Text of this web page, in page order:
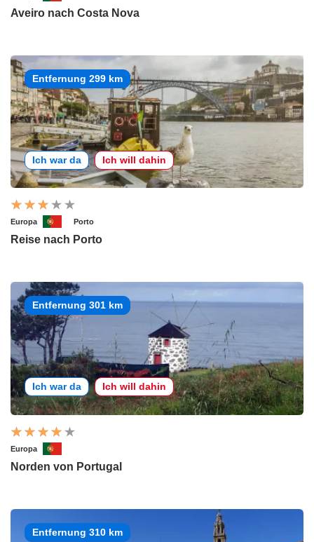
Aveiro nach Costa Nova
Entfernung 299 km
Ich war da Ich will dahin
Europa Porto
Reise nach Porto
Entfernung 301 km
Ich war da Ich will dahin
Europa
Norden von Portugal
Entfernung 310 km